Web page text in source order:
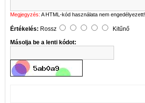
Megjegyzés: A HTML-kód használata nem engedélyezett!
Értékelés: Rossz
Kitűnő
Másolja be a lenti kódot: